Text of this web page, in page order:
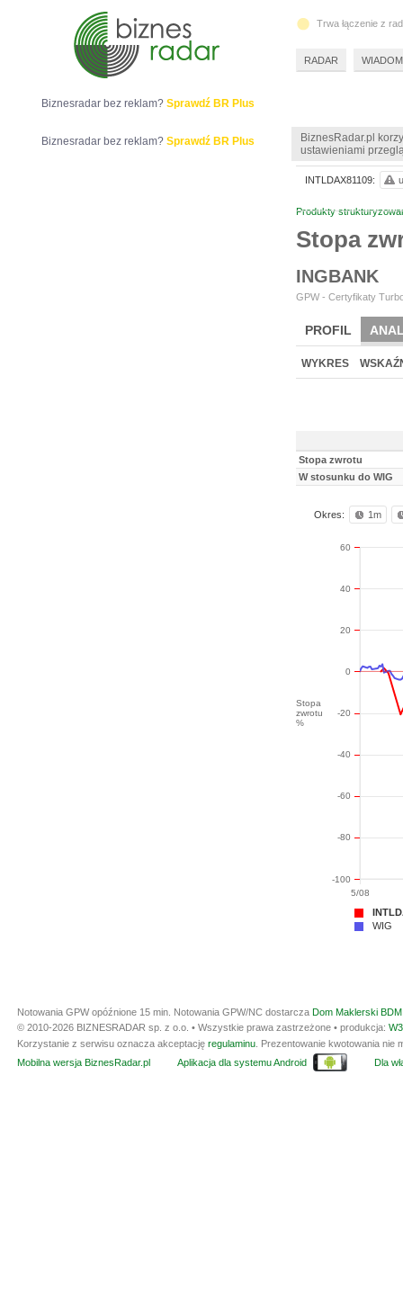
BiznesRadar.pl
ustawieniami
Produkty
Stopa
INGBANK
GPW - Certyfikaty
PROFIL
WYKRES
Stopa zwrotu
W stosunku do WIG
Okres: 1m
5/08
Stopa
zwrotu
%
-100
-80
-60
-40
-20
0
20
40
60
WIG
INTLDAX81109:
Biznesradar bez reklam? Sprawdź BR Plus
Biznesradar bez reklam? Sprawdź BR Plus
Trwa łączenie z
RADAR
Notowania GPW opóźnione 15 min. Notowania GPW/NC dostarcza Dom Maklerski
© 2010-2026 BIZNESRADAR sp. z o.o. • Wszystkie prawa zastrzeżone • produkcja:
Korzystanie z serwisu oznacza akceptację regulaminu . Prezentowanie kwotowania
Mobilna wersja BiznesRadar.pl
Aplikacja dla systemu Android Dla